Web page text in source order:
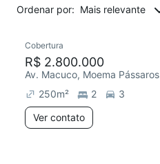
Ordenar por: Mais relevante
Redecorar
Cobertura
R$ 2.800.000
Av. Macuco, Moema Pássaros
250m² 2
3
Ver contato